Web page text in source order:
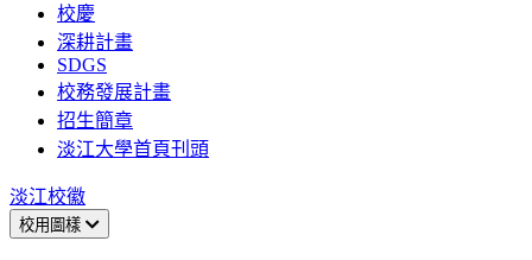
校慶
深耕計畫
SDGS
校務發展計畫
招生簡章
淡江大學首頁刊頭
淡江校徽
校用圖樣